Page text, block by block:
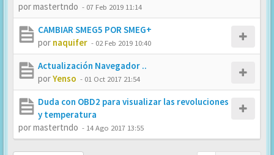
pormastertndo - 07 Feb 2019 11:14
CAMBIAR SMEG5 POR SMEG+
por naquifer - 02 Feb 2019 10:40
Actualización Navegador ..
porYenso - 01 Oct 2017 21:54
Duda con OBD2 para visualizar las revoluciones
y temperatura
pormastertndo - 14 Ago 2017 13:55